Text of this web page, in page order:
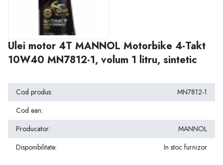
Ulei motor 4T MANNOL Motorbike 4-Takt
10W40 MN7812-1, volum 1 litru, sintetic
Cod produs:
MN7812-1
Cod ean:
Producator:
MANNOL
Disponibilitate:
In stoc furnizor